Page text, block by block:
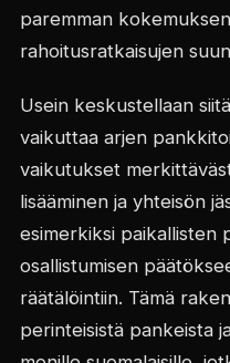
paremman
rahoitusratkaisujen
Usein keskustellaan
vaikuttaa arjen
vaikutukset
lisääminen ja yhteisön
esimerkiksi paikallisten
osallistumisen
räätälöintiin. Tämä
perinteisistä pankeista